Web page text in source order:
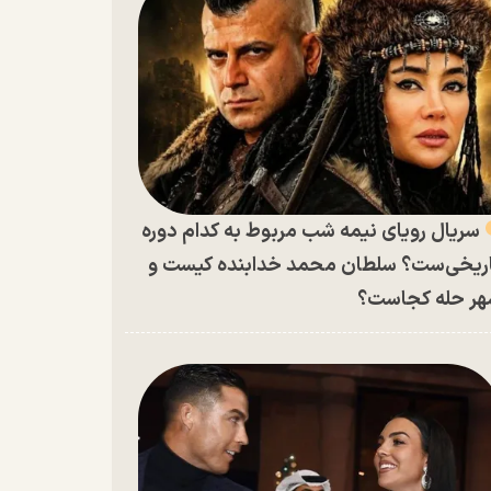
سریال رویای نیمه شب مربوط به کدام دوره
سلطان محمد خدابنده کیست و
حله کجاست؟